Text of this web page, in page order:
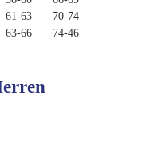
61-63
70-74
63-66 74-46